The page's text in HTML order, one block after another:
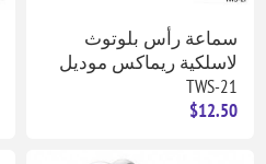
سماعة رأس بلوتوث
لاسلكية ريماكس موديل
TWS-21
$12.50